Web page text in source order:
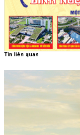
Tin liên quan